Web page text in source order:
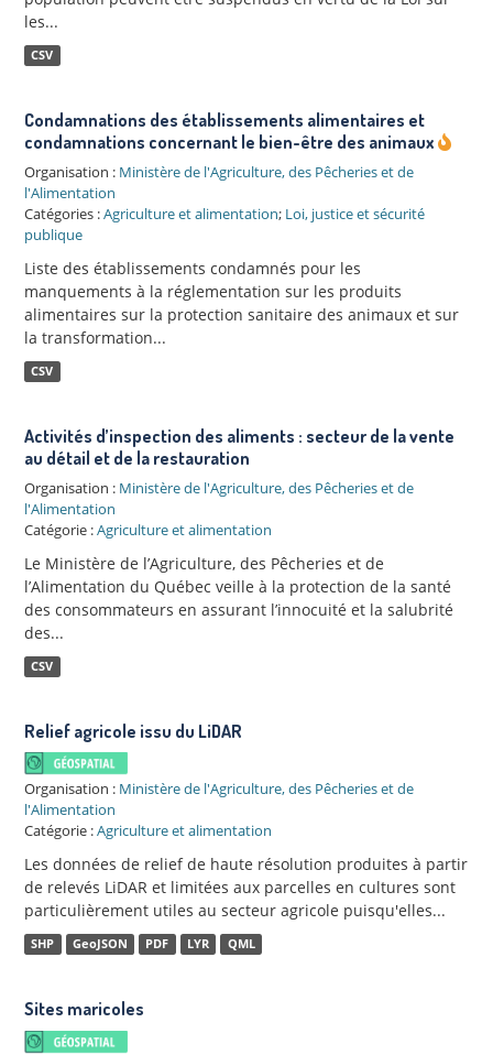
les...
CSV
Condamnations des établissements alimentaires et
condamnations concernant le bien-être des animaux
Organisation : Ministère de l'Agriculture, des Pêcheries et de
l'Alimentation
Catégories :Agriculture et alimentation; Loi, justice et sécurité
publique
Liste des établissements condamnés pour les
manquements à la réglementation sur les produits
alimentaires sur la protection sanitaire des animaux et sur
la transformation...
CSV
Activités d’inspection des aliments : secteur de la vente
au détail et de la restauration
Organisation : Ministère de l'Agriculture, des Pêcheries et de
l'Alimentation
Catégorie :Agriculture et alimentation
Le Ministère de l’Agriculture, des Pêcheries et de
l’Alimentation du Québec veille à la protection de la santé
des consommateurs en assurant l’innocuité et la salubrité
des...
CSV
Relief agricole issu du LiDAR
Organisation : Ministère de l'Agriculture, des Pêcheries et de
l'Alimentation
Catégorie :Agriculture et alimentation
Les données de relief de haute résolution produites à partir
de relevés LiDAR et limitées aux parcelles en cultures sont
particulièrement utiles au secteur agricole puisqu'elles...
SHP GeoJSON PDF LYR QML
Sites maricoles